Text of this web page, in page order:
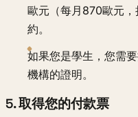
歐元（每月870歐元
約。
如果您是學生，您需
機構的證明。
5. 取得您的付款票